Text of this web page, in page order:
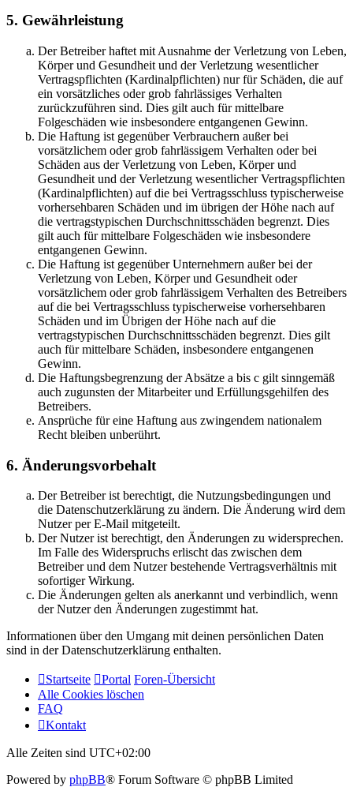
5. Gewährleistung
Der Betreiber haftet mit Ausnahme der Verletzung von Leben,
Körper und Gesundheit und der Verletzung wesentlicher
Vertragspflichten (Kardinalpflichten) nur für Schäden, die auf
ein vorsätzliches oder grob fahrlässiges Verhalten
zurückzuführen sind. Dies gilt auch für mittelbare
Folgeschäden wie insbesondere entgangenen Gewinn.
Die Haftung ist gegenüber Verbrauchern außer bei
vorsätzlichem oder grob fahrlässigem Verhalten oder bei
Schäden aus der Verletzung von Leben, Körper und
Gesundheit und der Verletzung wesentlicher Vertragspflichten
(Kardinalpflichten) auf die bei Vertragsschluss typischerweise
vorhersehbaren Schäden und im übrigen der Höhe nach auf
die vertragstypischen Durchschnittsschäden begrenzt. Dies
gilt auch für mittelbare Folgeschäden wie insbesondere
entgangenen Gewinn.
Die Haftung ist gegenüber Unternehmern außer bei der
Verletzung von Leben, Körper und Gesundheit oder
vorsätzlichem oder grob fahrlässigem Verhalten des Betreibers
auf die bei Vertragsschluss typischerweise vorhersehbaren
Schäden und im Übrigen der Höhe nach auf die
vertragstypischen Durchschnittsschäden begrenzt. Dies gilt
auch für mittelbare Schäden, insbesondere entgangenen
Gewinn.
Die Haftungsbegrenzung der Absätze a bis c gilt sinngemäß
auch zugunsten der Mitarbeiter und Erfüllungsgehilfen des
Betreibers.
Ansprüche für eine Haftung aus zwingendem nationalem
Recht bleiben unberührt.
6. Änderungsvorbehalt
Der Betreiber ist berechtigt, die Nutzungsbedingungen und
die Datenschutzerklärung zu ändern. Die Änderung wird dem
Nutzer per E-Mail mitgeteilt.
Der Nutzer ist berechtigt, den Änderungen zu widersprechen.
Im Falle des Widerspruchs erlischt das zwischen dem
Betreiber und dem Nutzer bestehende Vertragsverhältnis mit
sofortiger Wirkung.
Die Änderungen gelten als anerkannt und verbindlich, wenn
der Nutzer den Änderungen zugestimmt hat.
Informationen über den Umgang mit deinen persönlichen Daten
sind in der Datenschutzerklärung enthalten.
Startseite Portal Foren-Übersicht
Alle Cookies löschen
FAQ
Kontakt
Alle Zeiten sind UTC+02:00
Powered by phpBB® Forum Software © phpBB Limited